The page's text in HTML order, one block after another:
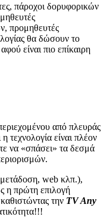
πάροχοι δορυφορικών
προμηθευτές
θα δώσουν το
είναι πιο επίκαιρη
από πλευράς
τεχνολογία είναι πλέον
να «σπάσει» τα δεσμά
web κλπ.),
η πρώτη επιλογή
την TVAny